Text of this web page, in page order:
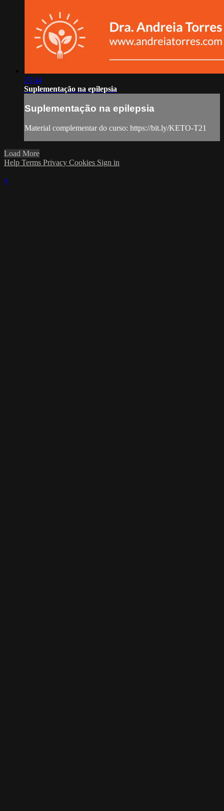
25:44
Suplementação na epilepsia
Suplementação na epilepsia
Material complementar do curso: https://bit.ly/KETO-T21
Load More
Help Terms Privacy Cookies Sign in
×